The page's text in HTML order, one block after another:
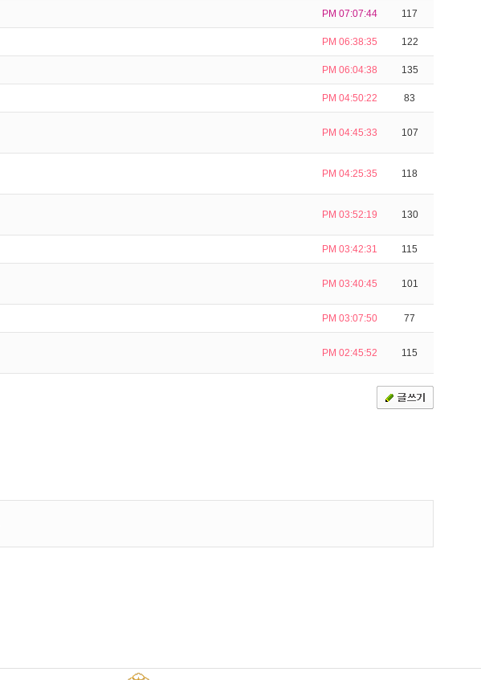
PM 07:07:44 117
PM 06:38:35 122
PM 06:04:38 135
PM 04:50:22 83
PM 04:45:33 107
PM 04:25:35 118
PM 03:52:19 130
PM 03:42:31 115
PM 03:40:45 101
PM 03:07:50 77
PM 02:45:52 115